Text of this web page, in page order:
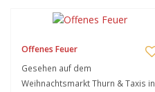
Offenes Feuer
Gesehen auf dem
Weihnachtsmarkt Thurn & Taxis in